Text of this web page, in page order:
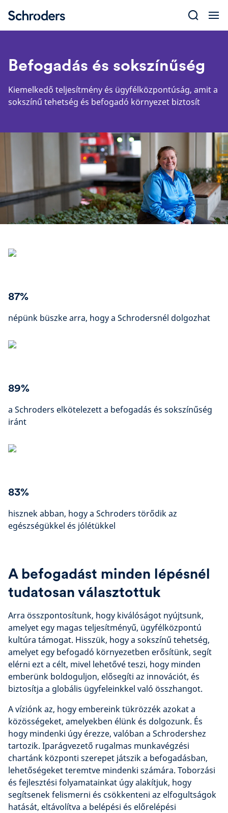
content
Befogadás és sokszínűség
Kiemelkedő teljesítmény és ügyfélközpontúság, amit a
sokszínű tehetség és befogadó környezet biztosít
87%
népünk büszke arra, hogy a Schrodersnél dolgozhat
89%
a Schroders elkötelezett a befogadás és sokszínűség
iránt
83%
hisznek abban, hogy a Schroders törődik az
egészségükkel és jólétükkel
A befogadást minden lépésnél
tudatosan választottuk
Arra összpontosítunk, hogy kiválóságot nyújtsunk,
amelyet egy magas teljesítményű, ügyfélközpontú
kultúra támogat. Hisszük, hogy a sokszínű tehetség,
amelyet egy befogadó környezetben erősítünk, segít
elérni ezt a célt, mivel lehetővé teszi, hogy minden
emberünk boldoguljon, elősegíti az innovációt, és
biztosítja a globális ügyfeleinkkel való összhangot.
A víziónk az, hogy embereink tükrözzék azokat a
közösségeket, amelyekben élünk és dolgozunk. És
hogy mindenki úgy érezze, valóban a Schrodershez
tartozik. Iparágvezető rugalmas munkavégzési
chartánk központi szerepet játszik a befogadásban,
lehetőségeket teremtve mindenki számára. Toborzási
és fejlesztési folyamatainkat úgy alakítjuk, hogy
segítsenek felismerni és csökkenteni az elfogultságok
hatását, eltávolítva a belépési és előrelépési